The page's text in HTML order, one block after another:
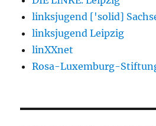
linksjugend ['solid]
linksjugend Leipzig
linXXnet
Rosa-Luxemburg-